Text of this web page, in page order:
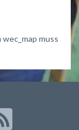
muss